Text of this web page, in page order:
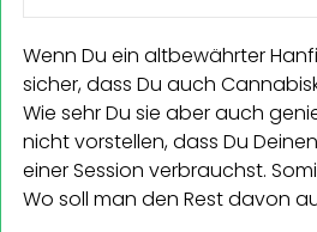
Wenn Du ein altbewährter
sicher, dass Du auch
Wie sehr Du sie aber auch
nicht vorstellen, dass Du
einer Session verbrauchst.
Wo soll man den Rest davon